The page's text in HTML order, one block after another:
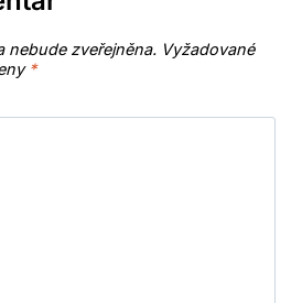
nebude zveřejněna. Vyžadované
*